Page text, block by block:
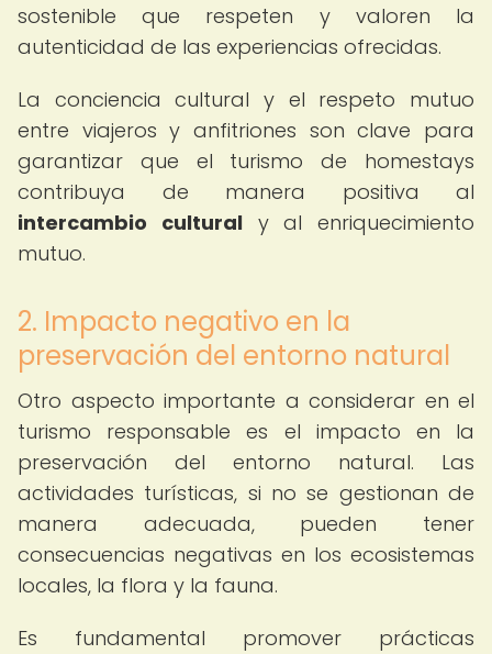
sostenible que respeten y valoren la
autenticidad de las experiencias ofrecidas.
La conciencia cultural y el respeto mutuo
entre viajeros y anfitriones son clave para
garantizar que el turismo de homestays
contribuya de manera positiva al
intercambio culturaly al enriquecimiento
mutuo.
2. Impacto negativo en la
preservación del entorno natural
Otro aspecto importante a considerar en el
turismo responsable es el impacto en la
preservación del entorno natural. Las
actividades turísticas, si no se gestionan de
manera adecuada, pueden tener
consecuencias negativas en los ecosistemas
locales, la flora y la fauna.
Es fundamental promover prácticas